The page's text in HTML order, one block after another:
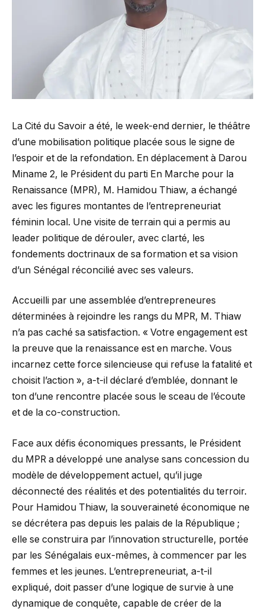
La Cité du Savoir a été, le week-end dernier, le théâtre
d’une mobilisation politique placée sous le signe de
l’espoir et de la refondation. En déplacement à Darou
Miname 2, le Président du parti En Marche pour la
Renaissance (MPR), M. Hamidou Thiaw, a échangé
avec les figures montantes de l’entrepreneuriat
féminin local. Une visite de terrain qui a permis au
leader politique de dérouler, avec clarté, les
fondements doctrinaux de sa formation et sa vision
d’un Sénégal réconcilié avec ses valeurs.
Accueilli par une assemblée d’entrepreneures
déterminées à rejoindre les rangs du MPR, M. Thiaw
n’a pas caché sa satisfaction. « Votre engagement est
la preuve que la renaissance est en marche. Vous
incarnez cette force silencieuse qui refuse la fatalité et
choisit l’action », a-t-il déclaré d’emblée, donnant le
ton d’une rencontre placée sous le sceau de l’écoute
et de la co-construction.
Face aux défis économiques pressants, le Président
du MPR a développé une analyse sans concession du
modèle de développement actuel, qu’il juge
déconnecté des réalités et des potentialités du terroir.
Pour Hamidou Thiaw, la souveraineté économique ne
se décrétera pas depuis les palais de la République ;
elle se construira par l’innovation structurelle, portée
par les Sénégalais eux-mêmes, à commencer par les
femmes et les jeunes. L’entrepreneuriat, a-t-il
expliqué, doit passer d’une logique de survie à une
dynamique de conquête, capable de créer de la